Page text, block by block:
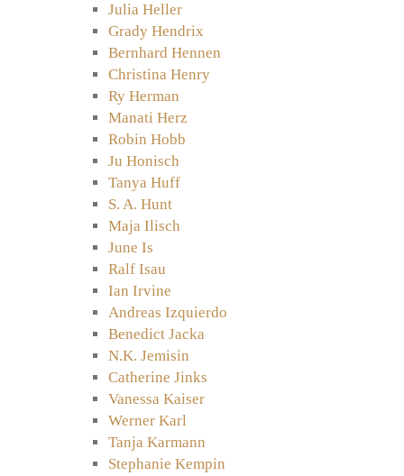
Julia Heller
Grady Hendrix
Bernhard Hennen
Christina Henry
Ry Herman
Manati Herz
Robin Hobb
Ju Honisch
Tanya Huff
S. A. Hunt
Maja Ilisch
June Is
Ralf Isau
Ian Irvine
Andreas Izquierdo
Benedict Jacka
N.K. Jemisin
Catherine Jinks
Vanessa Kaiser
Werner Karl
Tanja Karmann
Stephanie Kempin